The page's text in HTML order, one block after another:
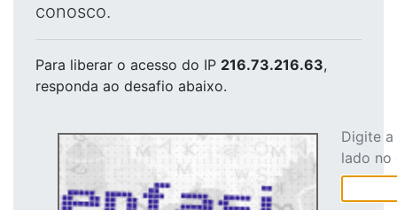
conosco.
Para liberar o acesso do IP 216.73.216.63,
responda ao desafio abaixo.
Digite
lado no